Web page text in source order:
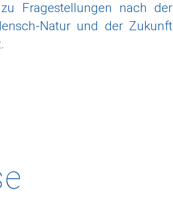
Fragestellungen nach der
Natur und der Zukunft